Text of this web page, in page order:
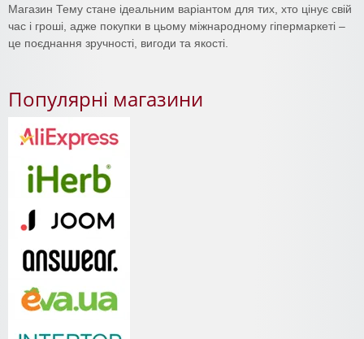
Магазин Тему стане ідеальним варіантом для тих, хто цінує свій
час і гроші, адже покупки в цьому міжнародному гіпермаркеті –
це поєднання зручності, вигоди та якості.
Популярні магазини